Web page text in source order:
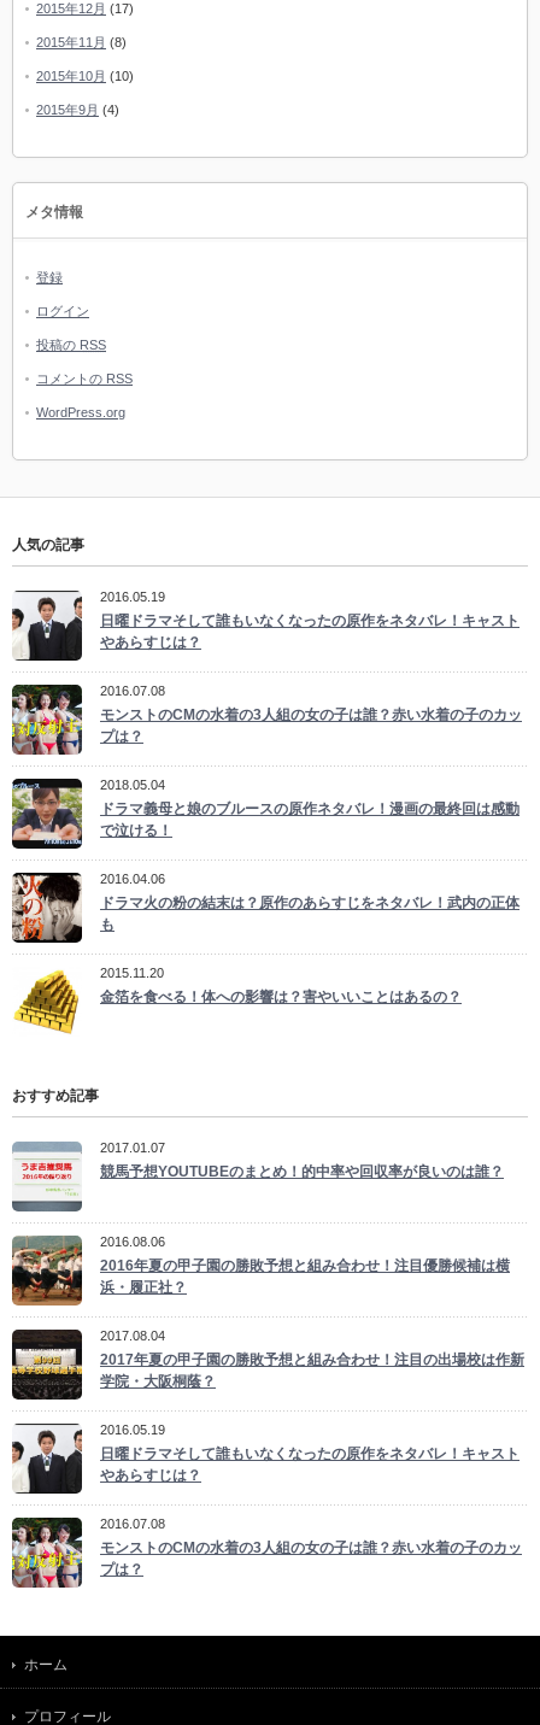
2015年12月 (17)
2015年11月 (8)
2015年10月 (10)
2015年9月 (4)
メタ情報
登録
ログイン
投稿の RSS
コメントの RSS
WordPress.org
人気の記事
2016.05.19
日曜ドラマそして誰もいなくなったの原作をネタバレ！キャスト
やあらすじは？
2016.07.08
モンストのCMの水着の3人組の女の子は誰？赤い水着の子のカッ
プは？
2018.05.04
ドラマ義母と娘のブルースの原作ネタバレ！漫画の最終回は感動
で泣ける！
2016.04.06
ドラマ火の粉の結末は？原作のあらすじをネタバレ！武内の正体
も
2015.11.20
金箔を食べる！体への影響は？害やいいことはあるの？
おすすめ記事
2017.01.07
競馬予想YOUTUBEのまとめ！的中率や回収率が良いのは誰？
2016.08.06
2016年夏の甲子園の勝敗予想と組み合わせ！注目優勝候補は横
浜・履正社？
2017.08.04
2017年夏の甲子園の勝敗予想と組み合わせ！注目の出場校は作新
学院・大阪桐蔭？
2016.05.19
日曜ドラマそして誰もいなくなったの原作をネタバレ！キャスト
やあらすじは？
2016.07.08
モンストのCMの水着の3人組の女の子は誰？赤い水着の子のカッ
プは？
ホーム
プロフィール